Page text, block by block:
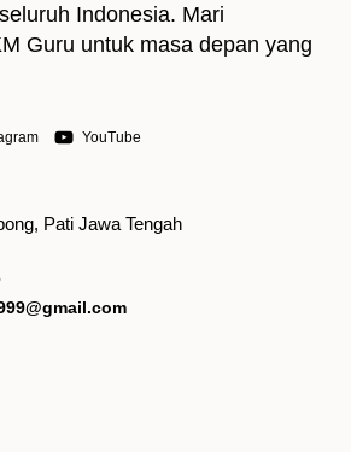
Indonesia. Mari
Guru untuk masa depan yang
YouTube
Pati Jawa Tengah